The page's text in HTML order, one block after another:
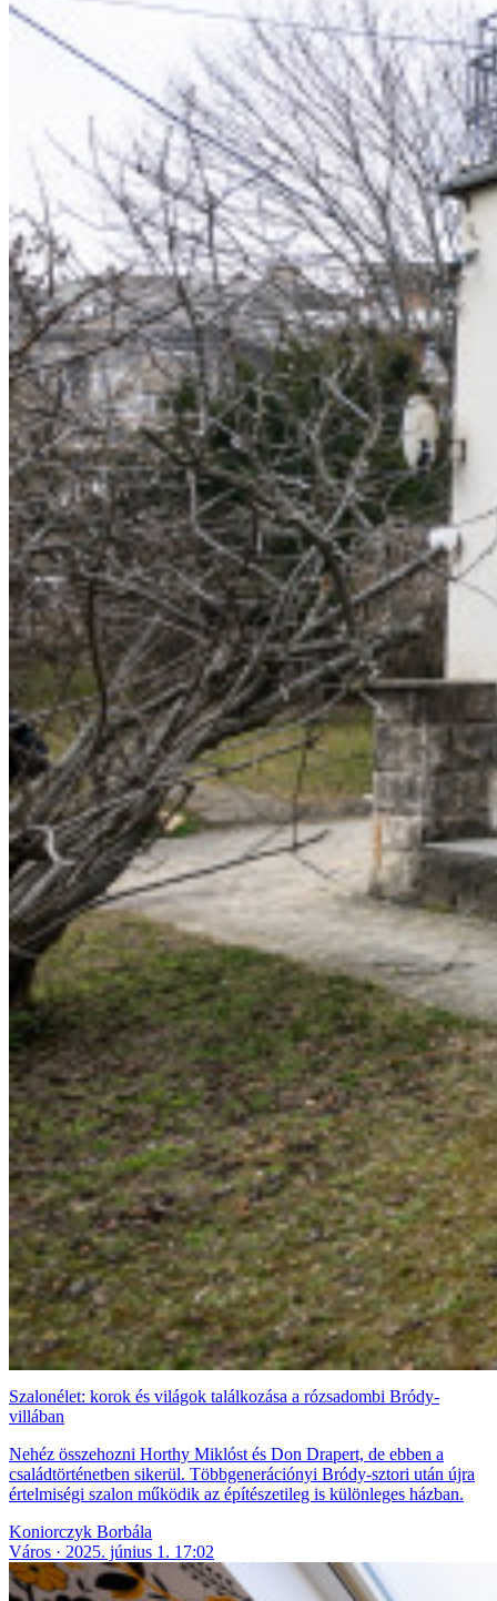
Szalonélet: korok és világok találkozása a rózsadombi Bródy-
villában
Nehéz összehozni Horthy Miklóst és Don Drapert, de ebben a
családtörténetben sikerül. Többgenerációnyi Bródy-sztori után újra
értelmiségi szalon működik az építészetileg is különleges házban.
Koniorczyk Borbála
Város
2025. június 1. 17:02